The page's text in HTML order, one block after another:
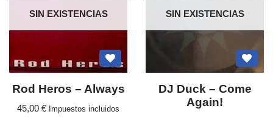
SIN EXISTENCIAS
Rod Heros – Always
45,00 € Impuestos incluidos
SIN EXISTENCIAS
DJ Duck – Come
Again!